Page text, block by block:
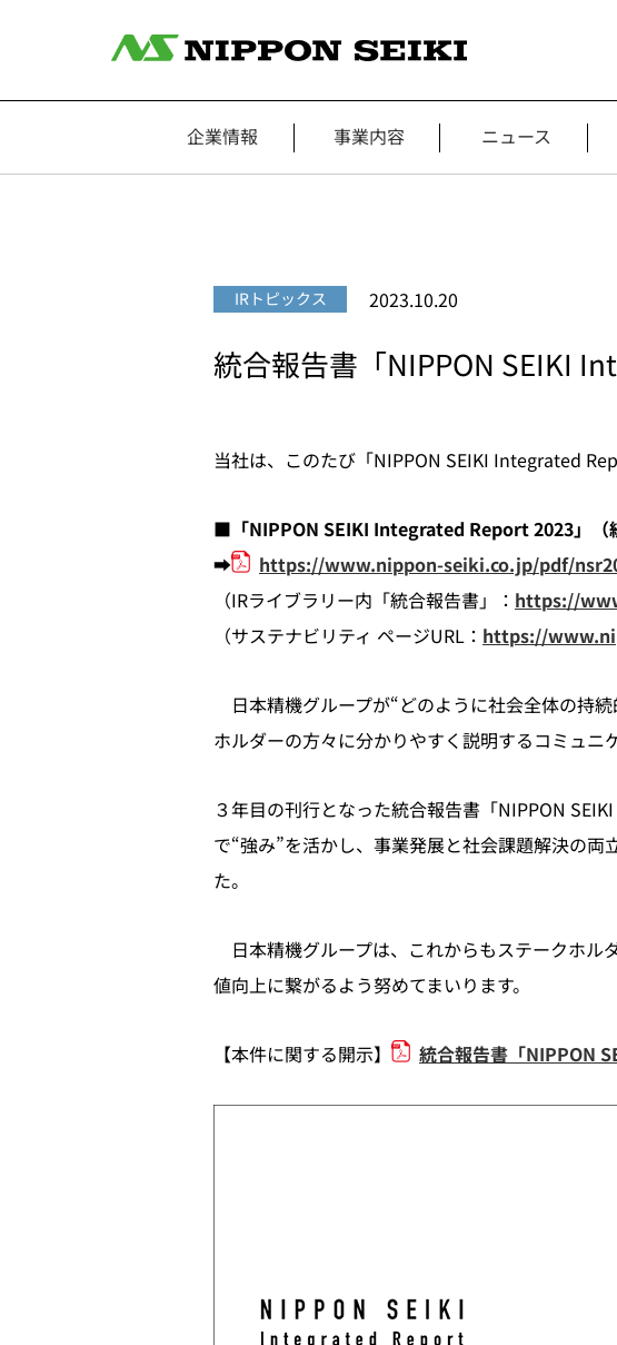
企業情報 事業内容 ニュース
IRトピックス 2023.10.20
統合報告書「NIPPON SEIKI
当社は、このたび「NIPPON SEIKI Integrated
■ 「NIPPON SEIKI Integrated Report 2023」（
➡
https://www.nippon-seiki.co.jp/pdf/
（IRライブラリー内「統合報告書」： https://
（サステナビリティ ページURL： https://
日本精機グループが“どのように社会全体の持
ホルダーの方々に分かりやすく説明するコミュニ
３年目の刊行となった統合報告書「NIPPON
で“強み”を活かし、事業発展と社会課題解決の
た。
日本精機グループは、これからもステークホル
値向上に繋がるよう努めてまいります。
【本件に関する開示】 統合報告書「NIPPON